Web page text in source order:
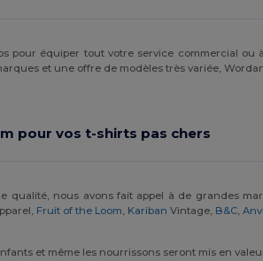
pour équiper tout votre service commercial
et une offre de modèles très variée,
pour vos t-shirts pas chers
qualité, nous avons fait appel à de grandes
Fruit of the Loom Kariban Vintage, B&C ,
et même les nourrissons seront mis en